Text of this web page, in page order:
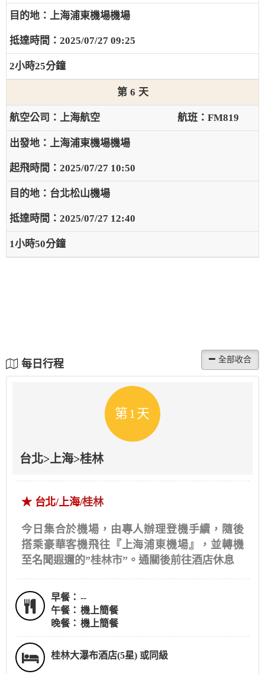
上海浦東機場機場
2025/07/27 09:25
2小時25分鐘
6
上海航空 FM819
上海浦東機場機場
2025/07/27 10:50
台北松山機場
2025/07/27 12:40
1小時50分鐘
每日行程
第1天
台北>上海>桂林
★ 台北/上海/桂林
今日集合於機場，由專人辦理登機手續，隨後
搭乘豪華客機飛往『上海浦東機場』，並轉機
至名聞遐邇的”桂林市”。通關後前往酒店休息
早餐： --
午餐： 機上簡餐
晚餐： 機上簡餐
桂林大瀑布酒店(5星) 或同級